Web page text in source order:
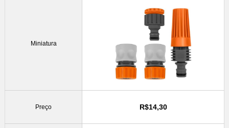
Miniatura
Preço R$14,30